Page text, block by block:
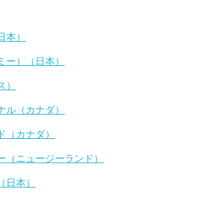
本）
ー）（日本）
ル（カナダ）
（カナダ）
（ニュージーランド）
日本）